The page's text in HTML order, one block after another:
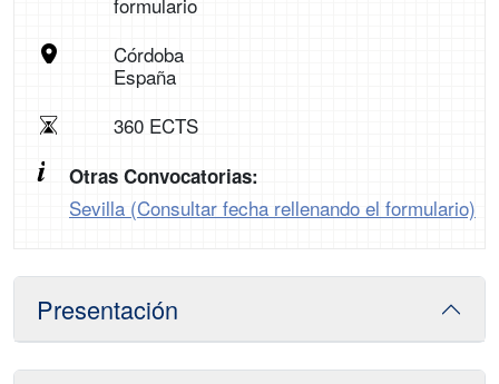
Córdoba
España
360 ECTS
Otras Convocatorias:
Sevilla (Consultar fecha rellenando el formulario)
Presentación